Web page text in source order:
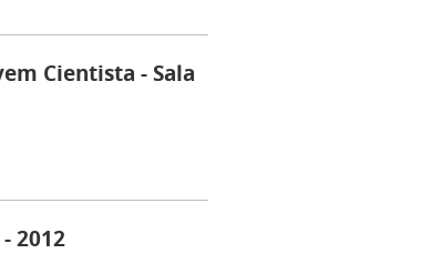
Cientista - Sala
2012